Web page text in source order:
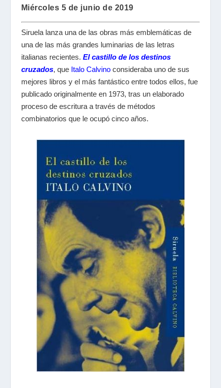
Miércoles 5 de junio de 2019
Siruela lanza una de las obras más emblemáticas de
una de las más grandes luminarias de las letras
italianas recientes. El castillo de los destinos
cruzados, que Italo Calvinoconsideraba uno de sus
mejores libros y el más fantástico entre todos ellos, fue
publicado originalmente en 1973, tras un elaborado
proceso de escritura a través de métodos
combinatorios que le ocupó cinco años.